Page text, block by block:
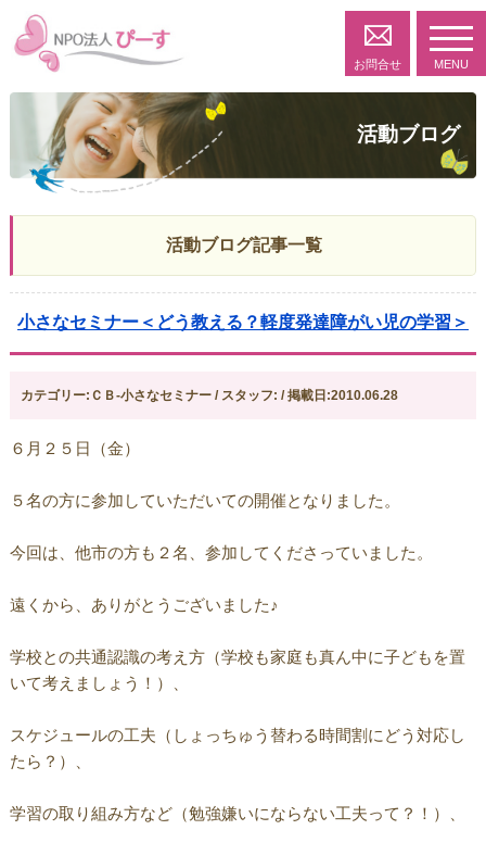
お問合せ MENU
活動ブログ
活動ブログ記事一覧
小さなセミナー＜どう教える？軽度発達障がい児の学習＞
カテゴリー:ＣＢ-小さなセミナー / スタッフ: / 掲載日:2010.06.28
６月２５日（金）
５名の方に参加していただいての開催となりました。
今回は、他市の方も２名、参加してくださっていました。
遠くから、ありがとうございました♪
学校との共通認識の考え方（学校も家庭も真ん中に子どもを置
いて考えましょう！）、
スケジュールの工夫（しょっちゅう替わる時間割にどう対応し
たら？）、
学習の取り組み方など（勉強嫌いにならない工夫って？！）、